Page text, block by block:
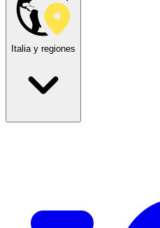
Italia y regiones